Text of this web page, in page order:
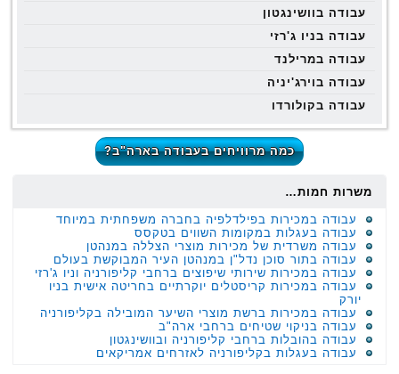
עבודה בוושינגטון
עבודה בניו ג'רזי
עבודה במרילנד
עבודה בוירג'יניה
עבודה בקולורדו
כמה מרוויחים בעבודה בארה"ב?
משרות חמות…
עבודה במכירות בפילדלפיה בחברה משפחתית במיוחד
עבודה בעגלות במקומות השווים בטקסס
עבודה משרדית של מכירות מוצרי הצללה במנהטן
עבודה בתור סוכן נדל"ן במנהטן העיר המבוקשת בעולם
עבודה במכירות שירותי שיפוצים ברחבי קליפורניה וניו ג'רזי
עבודה במכירות קריסטלים יוקרתיים בחריטה אישית בניו
יורק
עבודה במכירות ברשת מוצרי השיער המובילה בקליפורניה
עבודה בניקוי שטיחים ברחבי ארה"ב
עבודה בהובלות ברחבי קליפורניה ובוושינגטון
עבודה בעגלות בקליפורניה לאזרחים אמריקאים